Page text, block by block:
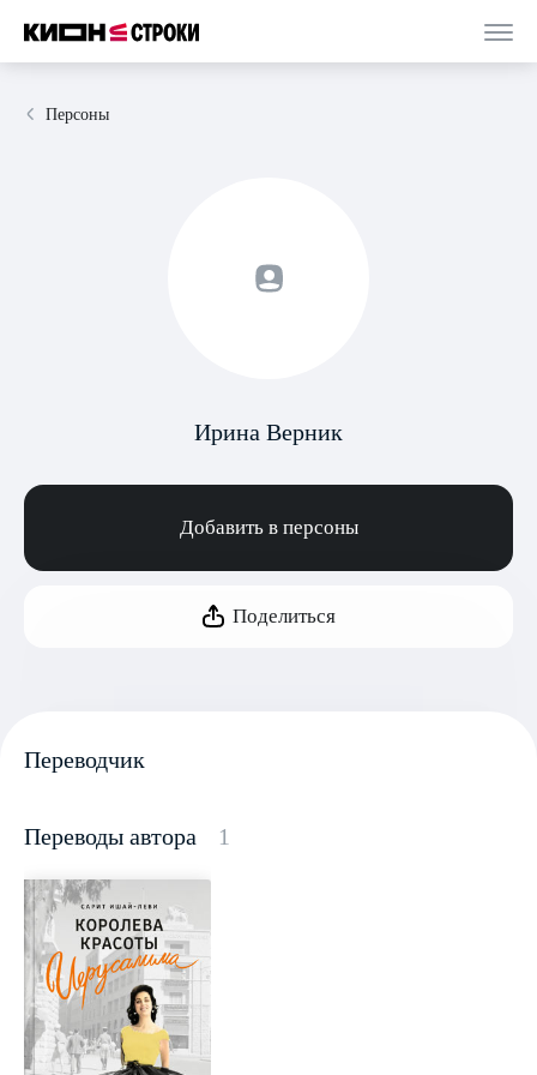
Персоны
Ирина Верник
Добавить в персоны
Поделиться
Переводчик
Переводы автора 1